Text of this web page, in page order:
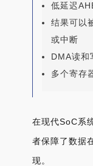
低延迟
结果可以
或中断
DMA读和
多个寄存
在现代SoC系
者保障了数据
现。